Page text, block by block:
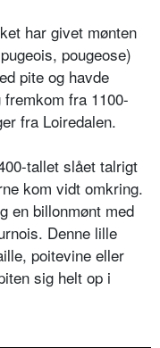
har givet mønten
pougeose)
pite og havde
fra 1100-
fra Loiredalen.
tallet slået talrigt
kom vidt omkring.
en billonmønt med
Denne lille
poitevine eller
sig helt op i